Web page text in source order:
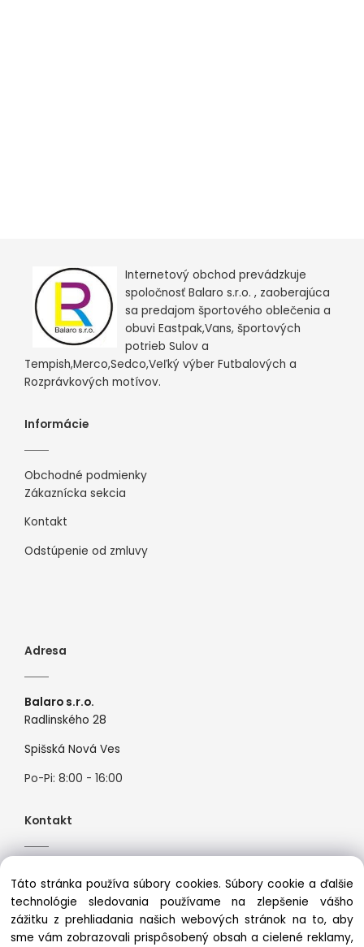
Internetový obchod prevádzkuje
spoločnosť Balaro s.r.o. , zaoberajúca
sa predajom športového oblečenia a
obuvi Eastpak,Vans, športových
potrieb Sulov a
Tempish,Merco,Sedco,Veľký výber Futbalových a
Rozprávkových motívov.
Informácie
Obchodné podmienky
Zákaznícka sekcia
Kontakt
Odstúpenie od zmluvy
Adresa
Balaro s.r.o.
Radlinského 28
Spišská Nová Ves
Po-Pi: 8:00 - 16:00
Kontakt
Mail:info@premiosport.sk
Táto stránka používa súbory cookies. Súbory cookie a ďalšie
technológie sledovania používame na zlepšenie vášho
zážitku z prehliadania našich webových stránok na to, aby
sme vám zobrazovali prispôsobený obsah a cielené reklamy,